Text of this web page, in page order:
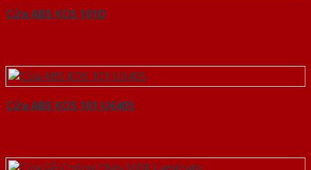
Cửa ABS KOS 101D
Cửa ABS KOS 101 U6405